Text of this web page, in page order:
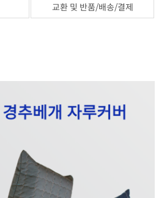
교환 및 반품/배송/결제